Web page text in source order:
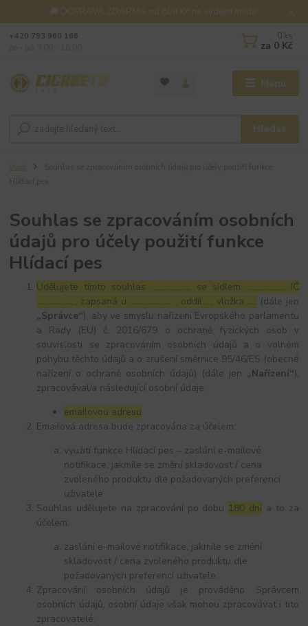
🚚 DOPRAVA ZDARMA od 800 Kč na výdejní místa!
Menu
Hledat
+420 793 960 166
0 ks
za 0 Kč
Úvod
Souhlas se zpracováním osobních
údajů pro účely použití funkce
Hlídací pes
Udělujete tímto souhlas ……………..., se sídlem ………………, IČ
………………., zapsaná u ………………… , oddíl …, vložka ….. (dále jen
„Správce“), aby ve smyslu nařízení Evropského parlamentu
a Rady (EU) č. 2016/679 o ochraně fyzických osob v
souvislosti se zpracováním osobních údajů a o volném
pohybu těchto údajů a o zrušení směrnice 95/46/ES (obecné
nařízení o ochraně osobních údajů) (dále jen „Nařízení“),
zpracovával/a následující osobní údaje:
emailovou adresu
Emailová adresa bude zpracována za účelem:
využití funkce Hlídací pes – zaslání e-mailové
notifikace, jakmile se změní skladovost / cena
zvoleného produktu dle požadovaných preferencí
uživatele
Souhlas udělujete na zpracování po dobu 180 dní a to za
účelem:
zaslání e-mailové notifikace, jakmile se změní
skladovost / cena zvoleného produktu dle
požadovaných preferencí uživatele.
Zpracování osobních údajů je prováděno Správcem
osobních údajů, osobní údaje však mohou zpracovávat i tito
zpracovatelé: